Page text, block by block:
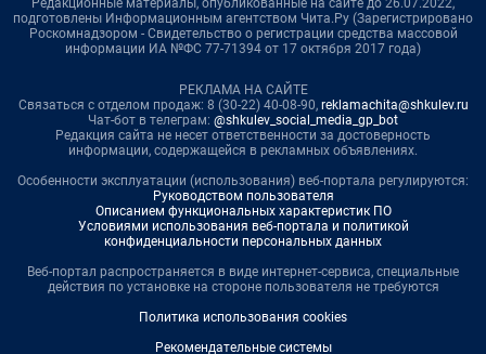
Редакционные материалы, опубликованные на сайте до 26.07.2022,
подготовлены Информационным агентством Чита.Ру (Зарегистрировано
Роскомнадзором - Свидетельство о регистрации средства массовой
информации ИА №ФС 77-71394 от 17 октября 2017 года)
РЕКЛАМА НА САЙТЕ
Связаться с отделом продаж: 8 (30-22) 40-08-90, reklamachita@shkulev.ru
Чат-бот в телеграм: @shkulev_social_media_gp_bot
Редакция сайта не несет ответственности за достоверность
информации, содержащейся в рекламных объявлениях.
Особенности эксплуатации (использования) веб-портала регулируются:
Руководством пользователя
Описанием функциональных характеристик ПО
Условиями использования веб-портала и политикой
конфиденциальности персональных данных
Веб-портал распространяется в виде интернет-сервиса, специальные
действия по установке на стороне пользователя не требуются
Политика использования cookies
Рекомендательные системы